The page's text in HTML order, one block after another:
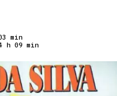
min
h 09 min